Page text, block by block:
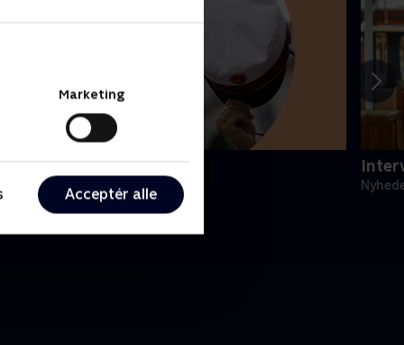
Marketing
Acceptér alle
News